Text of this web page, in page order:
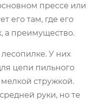
прессе или
его там, где его
а преимущество.
У них
цепи пильного
стружкой.
руки, но те